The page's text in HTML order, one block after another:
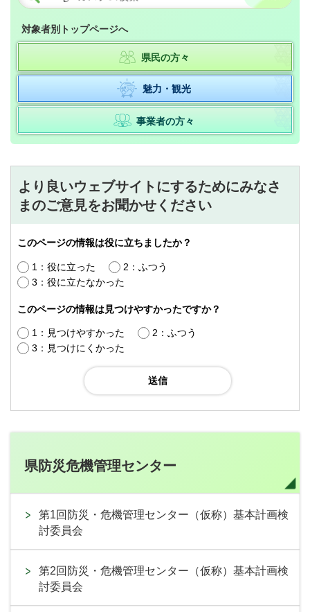
対象者別トップページへ
県民の方々
魅力・観光
事業者の方々
より良いウェブサイトにするためにみなさ
まのご意見をお聞かせください
このページの情報は役に立ちましたか？
1：役に立った
2：ふつう
3：役に立たなかった
このページの情報は見つけやすかったですか？
1：見つけやすかった
2：ふつう
3：見つけにくかった
県防災危機管理センター
第1回防災・危機管理センター（仮称）基本計画検
討委員会
第2回防災・危機管理センター（仮称）基本計画検
討委員会